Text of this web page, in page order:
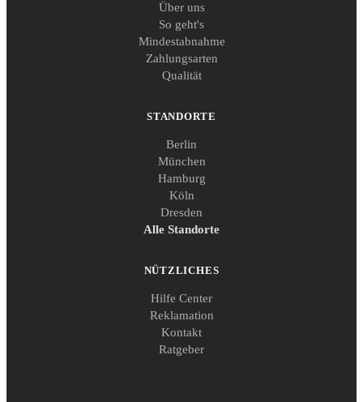
Über uns
So geht's
Mindestabnahme
Zahlungsarten
Qualität
STANDORTE
Berlin
München
Hamburg
Köln
Dresden
Alle Standorte
NÜTZLICHES
Hilfe Center
Reklamation
Kontakt
Ratgeber